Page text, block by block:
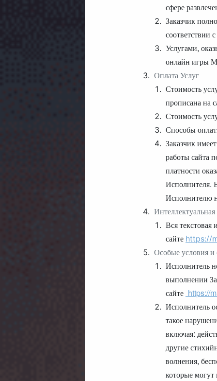
сфере
Заказчик
соответствии
Услугами,
онлайн игры
Оплата Услуг
Стоимость
прописана на
Стоимость
Способы
Заказчик
работы сайта
платности
Исполнителя.
Исполнителю
Вся
сайте https://
Особые условия и
Исполнитель
выполнении
сайте https://
Исполнитель
такое
включая:
другие
волнения,
которые